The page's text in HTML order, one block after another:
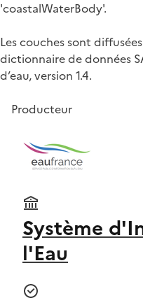
'coastalWaterBody'.
Les couches sont
dictionnaire de données
d’eau, version 1.4.
Producteur
Système
l'Eau